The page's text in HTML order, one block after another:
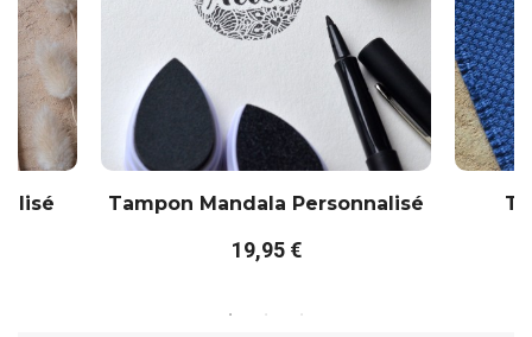
Tampon Mandala Personnalisé
19,95 €